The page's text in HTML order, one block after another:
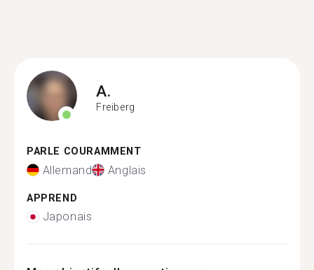
A.
Freiberg
PARLE COURAMMENT
Allemand Anglais
APPREND
Japonais